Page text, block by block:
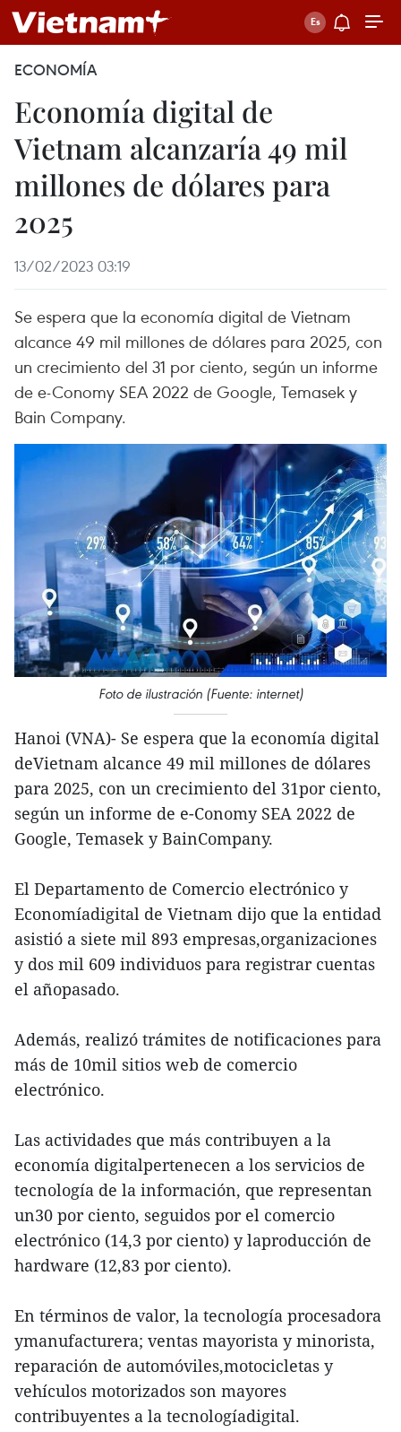
ECONOMÍA
Economía digital de
Vietnam alcanzaría 49 mil
millones de dólares para
2025
13/02/2023 03:19
Se espera que la economía digital de Vietnam
alcance 49 mil millones de dólares para 2025, con
un crecimiento del 31 por ciento, según un informe
de e-Conomy SEA 2022 de Google, Temasek y
Bain Company.
Foto de ilustración (Fuente: internet)
Hanoi (VNA)- Se espera que la economía digital
deVietnam alcance 49 mil millones de dólares
para 2025, con un crecimiento del 31por ciento,
según un informe de e-Conomy SEA 2022 de
Google, Temasek y BainCompany.
El Departamento de Comercio electrónico y
Economíadigital de Vietnam dijo que la entidad
asistió a siete mil 893 empresas,organizaciones
y dos mil 609 individuos para registrar cuentas
el añopasado.
Además, realizó trámites de notificaciones para
más de 10mil sitios web de comercio
electrónico.
Las actividades que más contribuyen a la
economía digitalpertenecen a los servicios de
tecnología de la información, que representan
un30 por ciento, seguidos por el comercio
electrónico (14,3 por ciento) y laproducción de
hardware (12,83 por ciento).
En términos de valor, la tecnología procesadora
ymanufacturera; ventas mayorista y minorista,
reparación de automóviles,motocicletas y
vehículos motorizados son mayores
contribuyentes a la tecnologíadigital.